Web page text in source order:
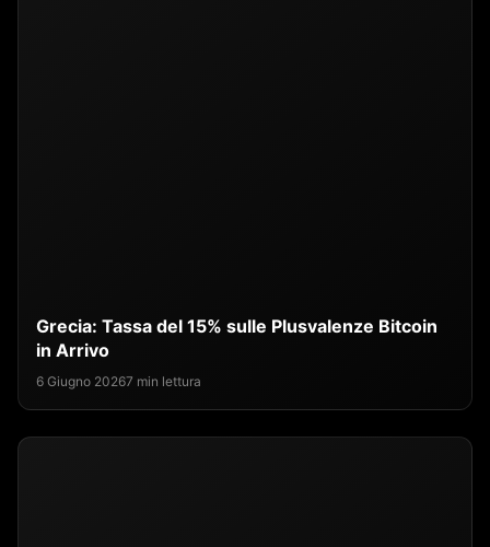
Grecia: Tassa del 15% sulle Plusvalenze Bitcoin
in Arrivo
6 Giugno 20267 min lettura